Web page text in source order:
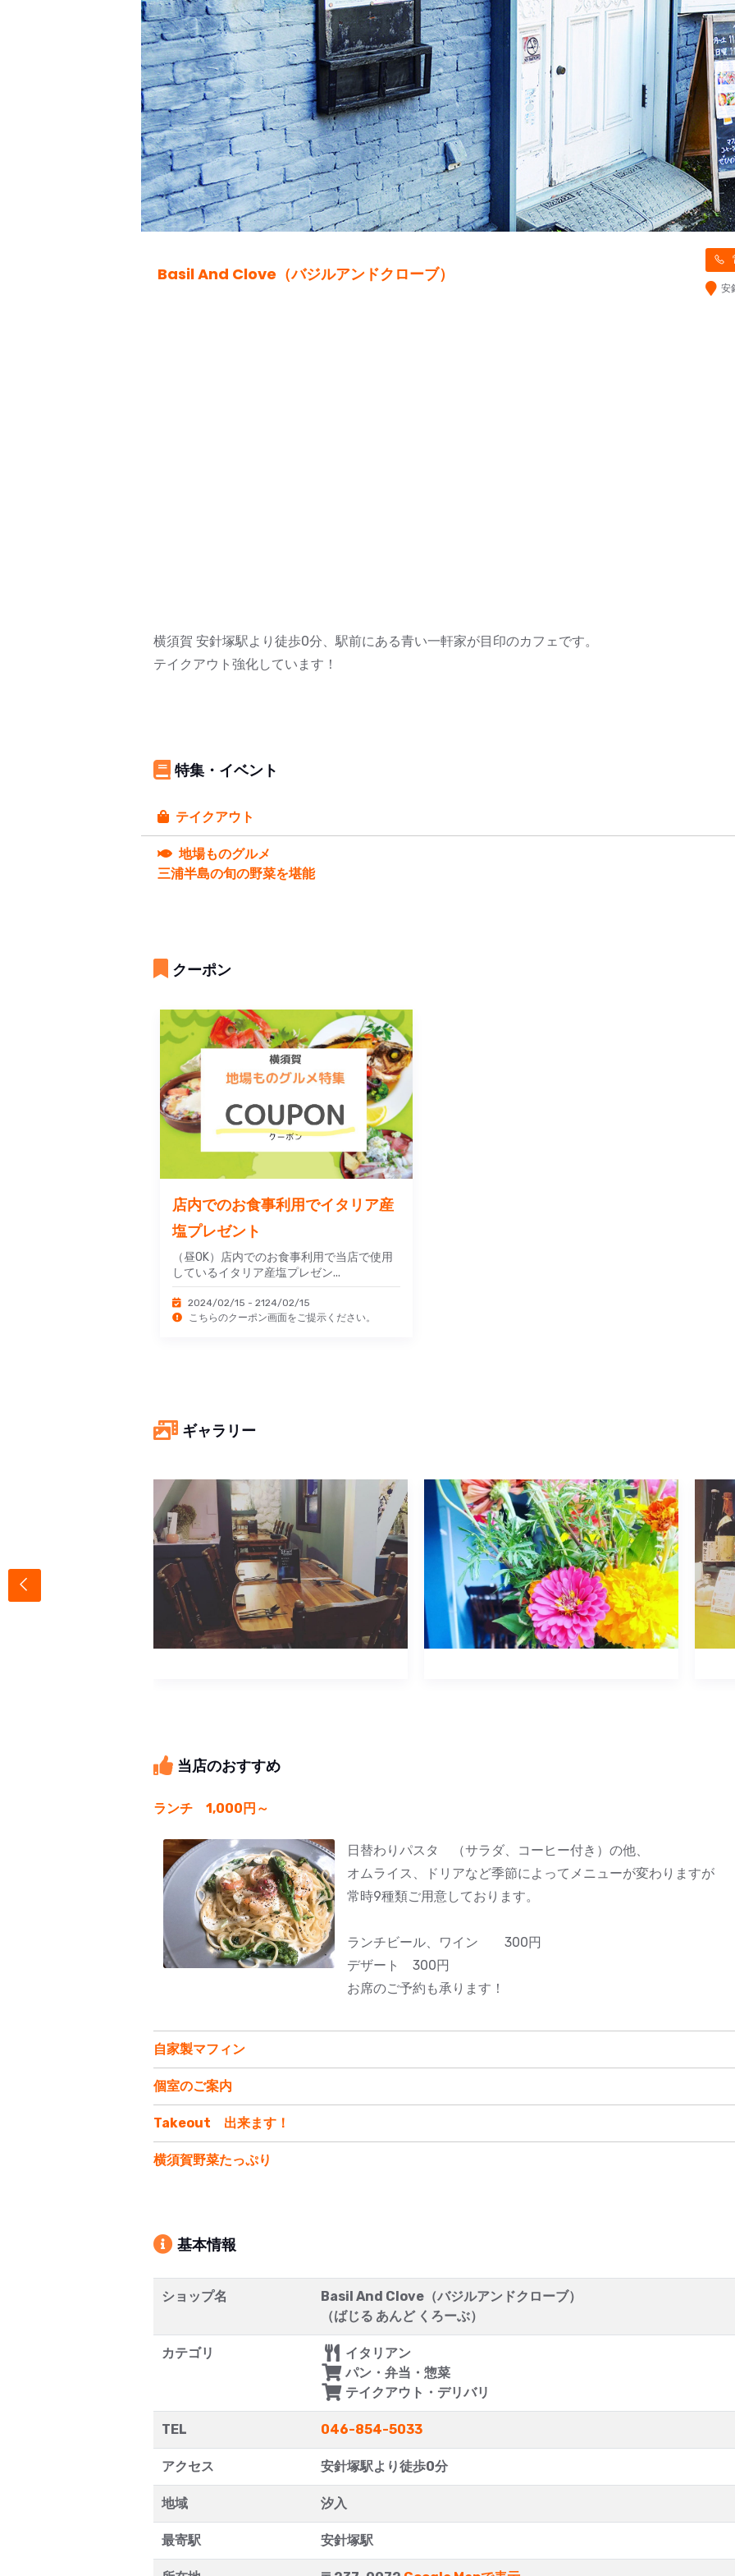
Basil And Clove（バジルアンドクローブ）
安
横須賀 安針塚駅より徒歩0分、駅前にある青い一軒家が目印のカフェです。
テイクアウト強化しています！
特集・イベント
テイクアウト
地場ものグルメ
三浦半島の旬の野菜を堪能
クーポン
店内でのお食事利用でイタリア産
塩プレゼント
（昼OK）店内でのお食事利用で当店で使用
しているイタリア産塩プレゼン...
2024/02/15 - 2124/02/15
こちらのクーポン画面をご提示ください。
ギャラリー
当店のおすすめ
ランチ 1,000円～
日替わりパスタ （サラダ、コーヒー付き）の他、
オムライス、ドリアなど季節によってメニューが変わりますが
常時9種類ご用意しております。
ランチビール、ワイン 300円
デザート 300円
お席のご予約も承ります！
自家製マフィン
個室のご案内
Takeout 出来ます！
横須賀野菜たっぷり
基本情報
ショップ名
Basil And Clove（バジルアンドクローブ）
（ばじる あんど くろーぶ）
カテゴリ
イタリアン
パン・弁当・惣菜
テイクアウト・デリバリ
TEL 046-854-5033
アクセス 安針塚駅より徒歩0分
地域 汐入
最寄駅 安針塚駅